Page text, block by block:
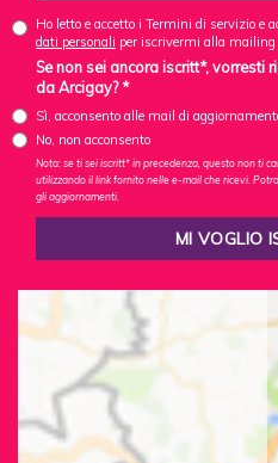
Ho letto e accetto i Termini di servizio e
dati personali per iscrivermi alla
Se non sei ancora iscritt*, vorresti
da Arcigay? *
Sì, acconsento alle mail di
No, non acconsento
Nota: se ti sei iscritt* in precedenza, questo non ti
utilizzando il link fornito nelle e-mail che ricevi.
gli aggiornamenti.